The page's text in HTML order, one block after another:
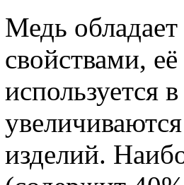
Медь
свойствами,
используется
изделий.